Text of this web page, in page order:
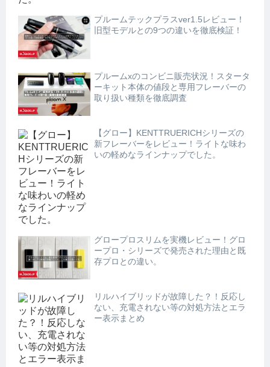
プルームテックプラスver1.5レビュー！
旧型モデルとの9つの違いを徹底検証！
プルームxのコンビニ販売状況！スタータ
ーキット本体の値段と専用フレーバーの
取り扱い種類を徹底調査
【グロー】KENTTRUERICHシリーズの
新フレーバーをレビュー！ライトな味わ
いの軽めなラインナップでした。
グロープロスリムを実機レビュー！グロ
ープロ・シリーズで発売された理由と既
存プロとの違い。
リルハイブリッドが故障した？！反応し
ない、充電されない等の対処方法とエラ
ー表示まとめ